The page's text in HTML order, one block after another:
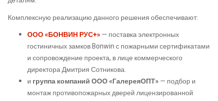
Комплексную реализацию данного решения обеспечивают:
ООО «БОНВИН РУС+»— поставка электронных
гостиничных замков Bonwin с пожарными сертификатами
и сопровождение проекта, в лице коммерческого
директора Дмитрия Сотникова.
и группа компаний ООО «ГалереяОПТ»— подбор и
монтаж противопожарных дверей лицензированной